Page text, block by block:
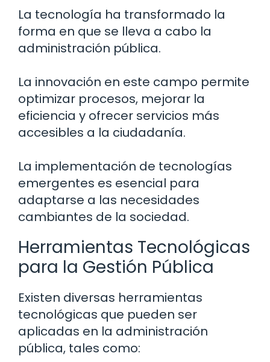
La tecnología ha transformado la
forma en que se lleva a cabo la
administración pública.
La innovación en este campo permite
optimizar procesos, mejorar la
eficiencia y ofrecer servicios más
accesibles a la ciudadanía.
La implementación de tecnologías
emergentes es esencial para
adaptarse a las necesidades
cambiantes de la sociedad.
Herramientas Tecnológicas
para la Gestión Pública
Existen diversas herramientas
tecnológicas que pueden ser
aplicadas en la administración
pública, tales como: